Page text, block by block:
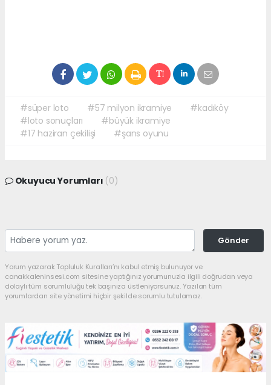
#süper loto #57 milyon ikramiye
#kadıköy
#loto sonuçları
#büyük ikramiye
#17 haziran çekilişi
#şans oyunu
Okuyucu Yorumları (0)
Gönder
Yorum yazarak Topluluk Kuralları’nı kabul etmiş bulunuyor ve
canakkaleninsesi.com sitesine yaptığınız yorumunuzla ilgili doğrudan veya
dolaylı tüm sorumluluğu tek başınıza üstleniyorsunuz. Yazılan tüm
yorumlardan site yönetimi hiçbir şekilde sorumlu tutulamaz.